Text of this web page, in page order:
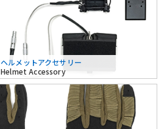
ヘルメットアクセサリー
Helmet Accessory